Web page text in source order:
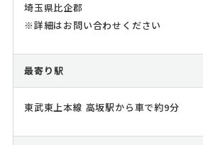
埼玉県比企郡
※詳細はお問い合わせください
最寄り駅
東武東上本線 高坂駅から車で約9分